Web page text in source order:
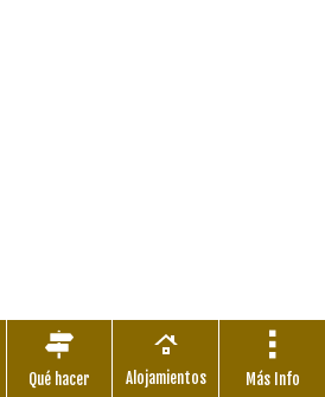
Qué hacer Alojamientos Más Info